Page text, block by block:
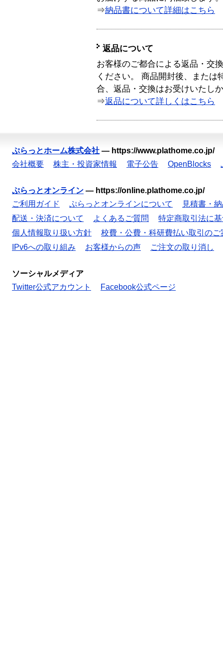
⇒納品書について詳細はこちら
返品について
お客様のご都合による返品・交
ください。 商品開封後、または
合、返品・交換はお受けいたし
⇒返品について詳しくはこちら
ぷらっとホーム株式会社 — https://www.plathome.co.jp/
会社概要
株主・投資家情報 電子公告 OpenBlocks
ぷらっとオンライン — https://online.plathome.co.jp/
ご利用ガイド
ぷらっとオンラインについて
見積書・
配送・決済について
よくあるご質問
特定商取引法に
個人情報取り扱い方針
校費・公費・科研費払い取引のご
IPv6への取り組み
お客様からの声 ご注文の取り消し
ソーシャルメディア
Twitter公式アカウント
Facebook公式ページ